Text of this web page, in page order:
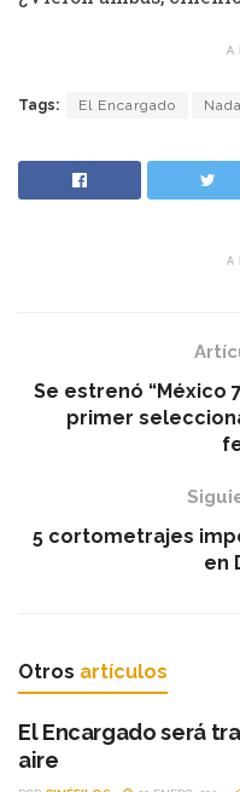
Tags: El Encargado Nada
Se estrenó “México
primer
5 cortometrajes
en
Otros artículos
El Encargado será
aire